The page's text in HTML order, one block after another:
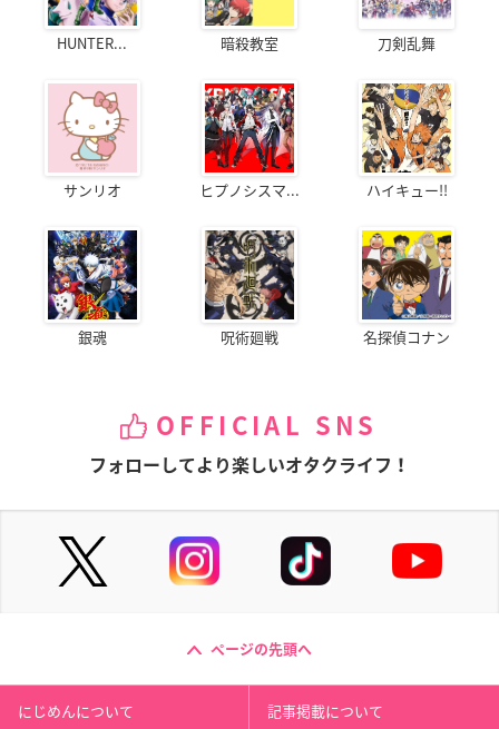
HUNTER... 暗殺教室 刀剣乱舞
サンリオ ヒプノシスマ... ハイキュー!!
銀魂 呪術廻戦 名探偵コナン
OFFICIAL SNS
フォローしてより楽しいオタクライフ！
ページの先頭へ
にじめんについて 記事掲載について